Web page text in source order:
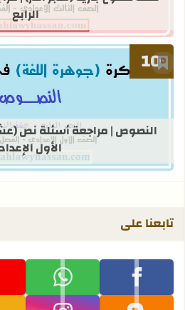
الرابع
أضف إلى العلامات المرجعية
النصوص | مراجعة أسئلة نص
الأول
تابعنا على
تابعنا على facebook تابعنا على whatsapp